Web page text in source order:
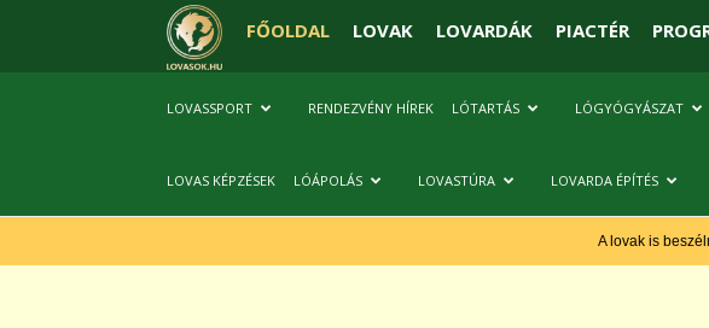
FŐOLDAL LOVAK LOVARDÁK PIACTÉR
LOVASSPORT RENDEZVÉNY HÍREK LÓTARTÁS LÓGYÓGYÁSZAT
LOVAS KÉPZÉSEK LÓÁPOLÁS LOVASTÚRA LOVARDA ÉPÍTÉS
A lovak is